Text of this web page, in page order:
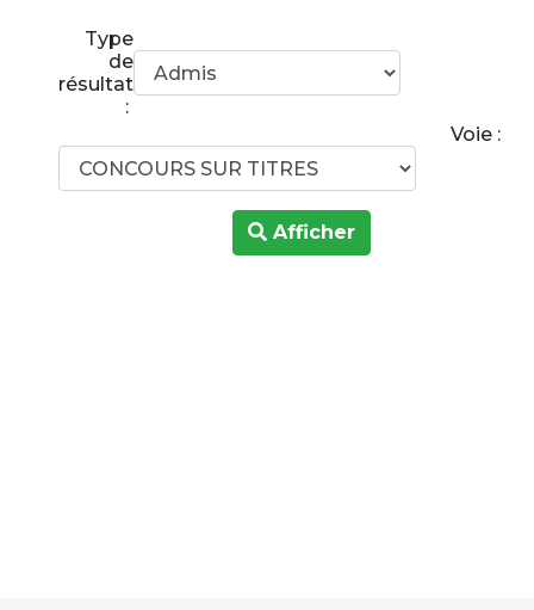
Type
de
résultats
:
Voie :
Afficher